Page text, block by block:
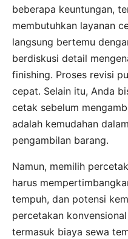
beberapa keuntungan,
membutuhkan layanan
langsung bertemu
berdiskusi detail
finishing. Proses revisi
cepat. Selain itu, Anda
cetak sebelum
adalah kemudahan
pengambilan barang.
Namun, memilih
harus
tempuh, dan potensi
percetakan
termasuk biaya sewa